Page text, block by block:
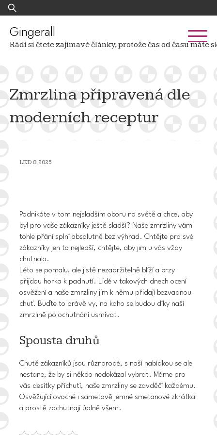
Skip
to
content
Vyhledávání
Gingerall
Rádi si čtete zajímavé články, protože čas od času
Zmrzlina připravená dle
moderních receptur
LED 8, 2025
Podnikáte v tom nejsladším oboru na světě a chce, aby
byl pro vaše zákazníky ještě sladší? Naše zmrzliny vám
tohle přání splní absolutně bez výhrad. Chtějte pro své
zákazníky jen to nejlepší, chtějte, aby jim u vás vždy
chutnalo.
Léto se pomalu, ale jistě nezadržitelně blíží a brzy
přijdou horka k padnutí. Lidé v takových dnech ocení
osvěžení a naše zmrzliny jim k němu přidají bezvadnou
chuť. Buďte to právě vy, na koho se budou díky naší
zmrzlině po ochutnání usmívat.
Spousta druhů
Chutě zákazníků jsou různorodé, s naší nabídkou se ale
nestane, že by si někdo nedokázal vybrat. Máme pro
vás desítky příchutí, naše zmrzliny se zavděčí každému.
Osvěžující ovocné i sametově jemné smetanové zkrátka
a prostě zachutnají úplně všem.